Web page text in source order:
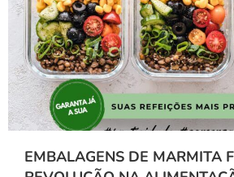
EMBALAGENS DE MARMITA